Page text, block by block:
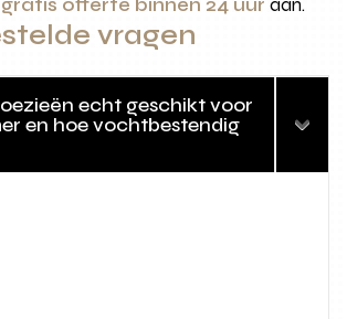
gratis offerte binnen 24 uur aan.
vragen
echt geschikt voor
en hoe vochtbestendig